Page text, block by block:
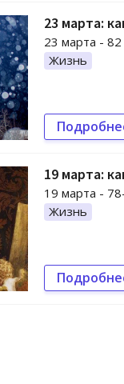
23 марта:
23 марта -
Жизнь
19 марта:
19 марта -
Жизнь